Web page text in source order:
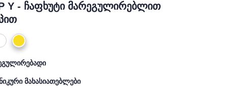
Y - ჩაფხუტი მარეგულირებლით
მახასიათებლები